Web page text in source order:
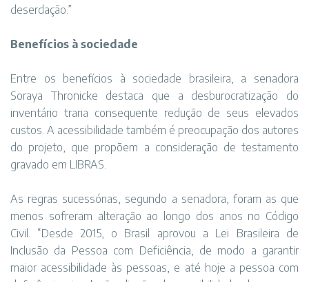
deserdação.”
Benefícios à sociedade
Entre os benefícios à sociedade brasileira, a senadora
Soraya Thronicke destaca que a desburocratização do
inventário traria consequente redução de seus elevados
custos. A acessibilidade também é preocupação dos autores
do projeto, que propõem a consideração de testamento
gravado em LIBRAS.
As regras sucessórias, segundo a senadora, foram as que
menos sofreram alteração ao longo dos anos no Código
Civil. “Desde 2015, o Brasil aprovou a Lei Brasileira de
Inclusão da Pessoa com Deficiência, de modo a garantir
maior acessibilidade às pessoas, e até hoje a pessoa com